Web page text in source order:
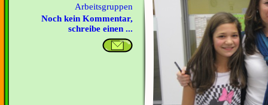
Arbeitsgruppen
Noch kein Kommentar,
schreibe einen ...